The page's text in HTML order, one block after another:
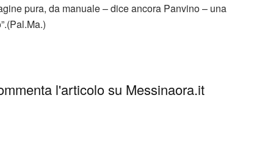
pura, da manuale – dice ancora Panvino – una
l'articolo su Messinaora.it